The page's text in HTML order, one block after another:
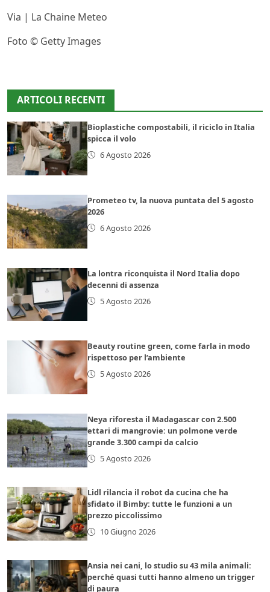
Via | La Chaine Meteo
Foto © Getty Images
ARTICOLI RECENTI
Bioplastiche compostabili, il riciclo in Italia
spicca il volo
6 Agosto 2026
Prometeo tv, la nuova puntata del 5 agosto
2026
6 Agosto 2026
La lontra riconquista il Nord Italia dopo
decenni di assenza
5 Agosto 2026
Beauty routine green, come farla in modo
rispettoso per l’ambiente
5 Agosto 2026
Neya riforesta il Madagascar con 2.500
ettari di mangrovie: un polmone verde
grande 3.300 campi da calcio
5 Agosto 2026
Lidl rilancia il robot da cucina che ha
sfidato il Bimby: tutte le funzioni a un
prezzo piccolissimo
10 Giugno 2026
Ansia nei cani, lo studio su 43 mila animali:
perché quasi tutti hanno almeno un trigger
di paura